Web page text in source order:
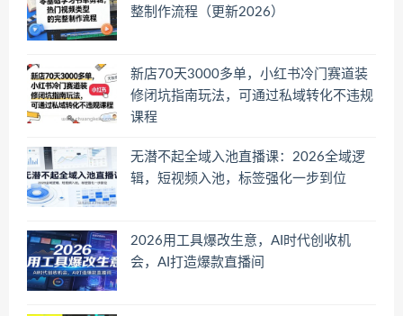
整制作流程（更新2026）
新店70天3000多单，小红书冷门赛道装
修闭坑指南玩法，可通过私域转化不违规
课程
无潜不起全域入池直播课：2026全域逻
辑，短视频入池，标签强化一步到位
2026用工具爆改生意，AI时代创收机
会，AI打造爆款直播间